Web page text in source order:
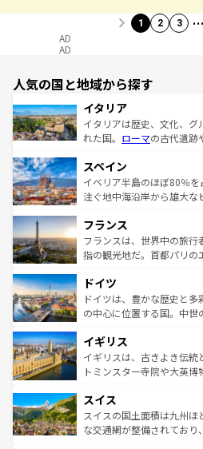
1 2 3
AD
AD
人気の国と地域から探す
イタリア
イタリアは歴史、文化、
れた国。 ローマの古代遺跡
ろん、トスカーナの美しい
景など、自然景観も見逃
ピザやパスタなど、絶品の
ませてくれるイタリアで、
なお、新着のイタリア情報
しい。
スペイン
イベリア半島のほぼ80％
注ぐ地中海沿岸から雄大な
文化が根付くこの国では、
れる闘牛、そして美味し
る。首都マドリードの洗練
の城塞都市、穏やかなビー
せる。地方によって風土
フランス
フランスは、世界中の旅
指の観光地だ。首都パリの
で、幅広い魅力が詰まって
聖堂、美しいビーチ、そ
から魅了する。また、フ
いる。シャンパンの発祥地
香り高いラベンダー畑など
らに、パリ以外の地域に
れる地方に足を運ぶとそれ
きるだろう。 なお
を参照してほしい。
ドイツ
ドイツは、豊かな歴史と
の中心に位置する国。中世
顔を持つこの国は、どこを
ルリンの文化的活気、バイ
してライン川沿いのワイ
は、お酒好きな人にはぜひ体験して
ドイツ情報はコンテンツ一
イギリス
イギリスは、古きよき伝統
トミンスター寺院や大英
リアごとに異なる魅力があ
ティー、ビール好きには
戦など、本場だからこそで
スイス
スイスの国土面積は九州
な交通網が整備されており